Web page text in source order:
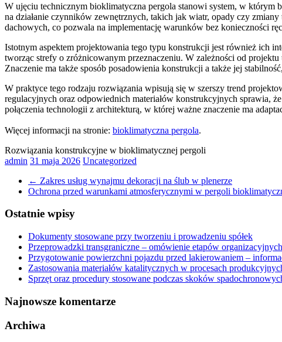
W ujęciu technicznym bioklimatyczna pergola stanowi system, w którym
na działanie czynników zewnętrznych, takich jak wiatr, opady czy
dachowych, co pozwala na implementację warunków bez konieczności
Istotnym aspektem projektowania tego typu konstrukcji jest również ich
tworząc strefy o zróżnicowanym przeznaczeniu. W zależności od
Znaczenie ma także sposób posadowienia konstrukcji a także jej
W praktyce tego rodzaju rozwiązania wpisują się w szerszy trend
regulacyjnych oraz odpowiednich materiałów konstrukcyjnych sprawia,
połączenia technologii z architekturą, w której ważne znaczenie ma
Więcej informacji na stronie: bioklimatyczna pergola.
Rozwiązania konstrukcyjne w bioklimatycznej pergoli
admin 31 maja 2026 Uncategorized
← Zakres usług wynajmu dekoracji na ślub w plenerze
Ochrona przed warunkami atmosferycznymi w pergoli
Ostatnie wpisy
Dokumenty stosowane przy tworzeniu i prowadzeniu spółek
Przeprowadzki transgraniczne – omówienie etapów organizacyjnych
Przygotowanie powierzchni pojazdu przed lakierowaniem –
Zastosowania materiałów katalitycznych w procesach
Sprzęt oraz procedury stosowane podczas skoków
Najnowsze komentarze
Archiwa